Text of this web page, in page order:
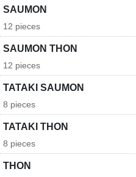
SAUMON
12 pieces
SAUMON THON
12 pieces
TATAKI SAUMON
8 pieces
TATAKI THON
8 pieces
THON